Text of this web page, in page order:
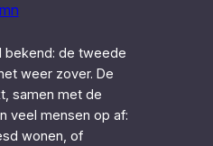
bekend: de tweede
weer zover. De
samen met de
veel mensen op af:
wonen, of